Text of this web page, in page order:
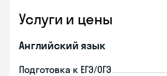
Услуги и цены
Английский язык
Подготовка к ЕГЭ/ОГЭ